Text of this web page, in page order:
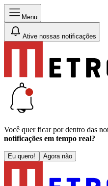
Menu
Ative nossas notificações
Você quer ficar por dentro das
notificações em tempo real?
Eu quero! Agora não